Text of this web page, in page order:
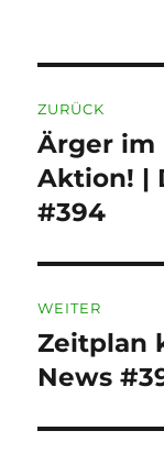
ZURÜCK
Vorheriger
Beitrag:
Ärger im
Aktion! |
#394
WEITER
Nächster
Beitrag:
Zeitplan
News